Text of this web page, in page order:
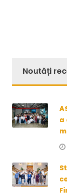
Noutăți
a